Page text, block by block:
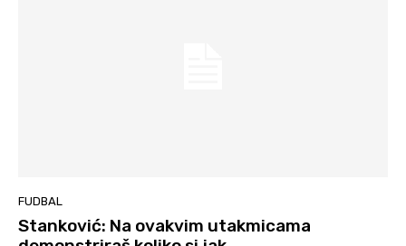
FUDBAL
Stanković: Na ovakvim utakmicama